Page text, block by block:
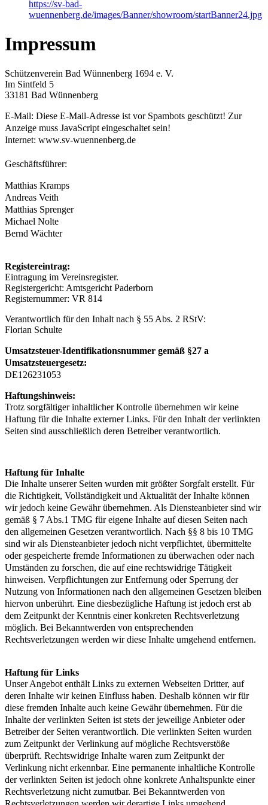
https://sv-bad-
wuennenberg.de/images/Banner/showroom/startBanner24.jpg
Impressum
Schützenverein Bad Wünnenberg 1694 e. V.
Im Sintfeld 5
33181 Bad Wünnenberg
E-Mail: Diese E-Mail-Adresse ist vor Spambots geschützt! Zur
Anzeige muss JavaScript eingeschaltet sein!
Internet: www.sv-wuennenberg.de
Geschäftsführer:
Matthias Kramps
Andreas Veith
Matthias Sprenger
Michael Nolte
Bernd Wächter
Registereintrag:
Eintragung im Vereinsregister.
Registergericht: Amtsgericht Paderborn
Registernummer: VR 814
Verantwortlich für den Inhalt nach § 55 Abs. 2 RStV:
Florian Schulte
Umsatzsteuer-Identifikationsnummer gemäß §27 a
Umsatzsteuergesetz:
DE126231053
Haftungshinweis:
Trotz sorgfältiger inhaltlicher Kontrolle übernehmen wir keine
Haftung für die Inhalte externer Links. Für den Inhalt der verlinkten
Seiten sind ausschließlich deren Betreiber verantwortlich.
Haftung für Inhalte
Die Inhalte unserer Seiten wurden mit größter Sorgfalt erstellt. Für
die Richtigkeit, Vollständigkeit und Aktualität der Inhalte können
wir jedoch keine Gewähr übernehmen. Als Diensteanbieter sind wir
gemäß § 7 Abs.1 TMG für eigene Inhalte auf diesen Seiten nach
den allgemeinen Gesetzen verantwortlich. Nach §§ 8 bis 10 TMG
sind wir als Diensteanbieter jedoch nicht verpflichtet, übermittelte
oder gespeicherte fremde Informationen zu überwachen oder nach
Umständen zu forschen, die auf eine rechtswidrige Tätigkeit
hinweisen. Verpflichtungen zur Entfernung oder Sperrung der
Nutzung von Informationen nach den allgemeinen Gesetzen bleiben
hiervon unberührt. Eine diesbezügliche Haftung ist jedoch erst ab
dem Zeitpunkt der Kenntnis einer konkreten Rechtsverletzung
möglich. Bei Bekanntwerden von entsprechenden
Rechtsverletzungen werden wir diese Inhalte umgehend entfernen.
Haftung für Links
Unser Angebot enthält Links zu externen Webseiten Dritter, auf
deren Inhalte wir keinen Einfluss haben. Deshalb können wir für
diese fremden Inhalte auch keine Gewähr übernehmen. Für die
Inhalte der verlinkten Seiten ist stets der jeweilige Anbieter oder
Betreiber der Seiten verantwortlich. Die verlinkten Seiten wurden
zum Zeitpunkt der Verlinkung auf mögliche Rechtsverstöße
überprüft. Rechtswidrige Inhalte waren zum Zeitpunkt der
Verlinkung nicht erkennbar. Eine permanente inhaltliche Kontrolle
der verlinkten Seiten ist jedoch ohne konkrete Anhaltspunkte einer
Rechtsverletzung nicht zumutbar. Bei Bekanntwerden von